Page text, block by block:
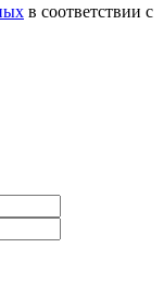
в соответствии с